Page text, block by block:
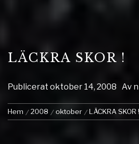
LÄCKRA SKOR !
Publicerat oktober 14, 2008 Av
Hem 2008 oktober LÄCKRA SKOR !